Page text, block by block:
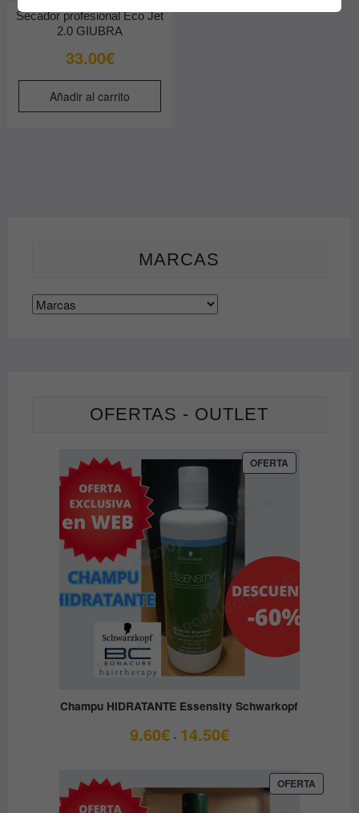
Secador profesional Eco Jet
2.0 GIUBRA
33.00€
Añadir al carrito
MARCAS
OFERTAS - OUTLET
OFERTAPRODUCTO
EN
Champu HIDRATANTE Essensity Schwarkopf
9.60€ - 14.50€Rango
9.60€
OFERTA
EN